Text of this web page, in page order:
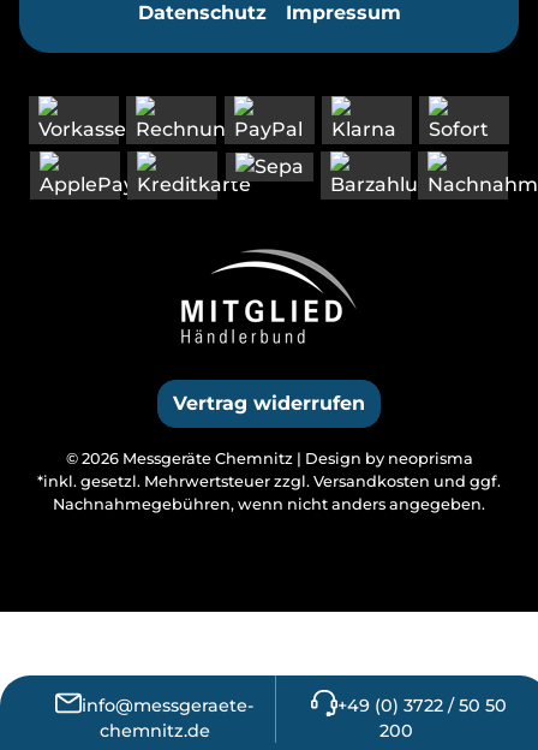
Datenschutz
Impressum
Vertrag widerrufen
© 2026 Messgeräte Chemnitz | Design by neoprisma
*inkl. gesetzl. Mehrwertsteuer zzgl. Versandkosten und ggf.
Nachnahmegebühren, wenn nicht anders angegeben.
info@messgeraete-
chemnitz.de
+49 (0) 3722 / 50 50
200